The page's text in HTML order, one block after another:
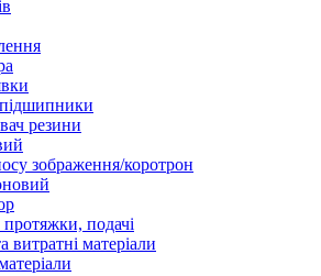
резини
зображення/коротрон
подачі
витратні матеріали